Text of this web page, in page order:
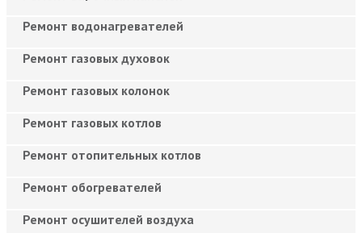
Ремонт водонагревателей
Ремонт газовых духовок
Ремонт газовых колонок
Ремонт газовых котлов
Ремонт отопительных котлов
Ремонт обогревателей
Ремонт осушителей воздуха